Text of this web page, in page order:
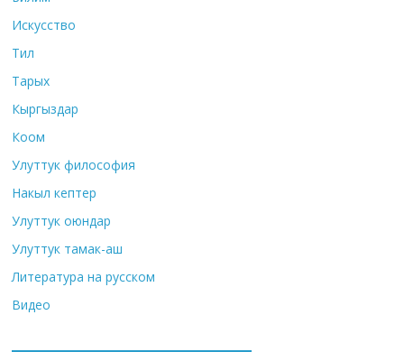
Искусство
Тил
Тарых
Кыргыздар
Коом
Улуттук философия
Накыл кептер
Улуттук оюндар
Улуттук тамак-аш
Литература на русском
Видео